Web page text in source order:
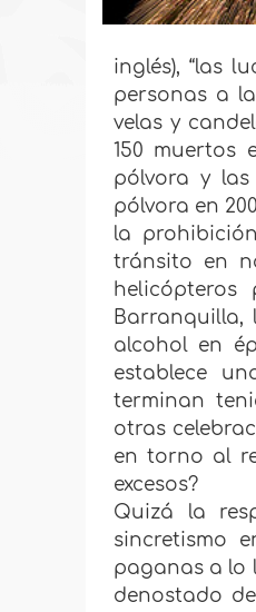
inglés), “las
personas a
velas y
150 muertos
pólvora y
pólvora en
la
tránsito en
Barranquilla,
alcohol en
establece
terminan
otras
en torno al
excesos?
Quizá la
sincretismo
paganas a lo
denostado